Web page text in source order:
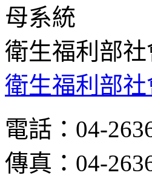
衛生福利部
衛生福利部
電話：04-
傳真：04-